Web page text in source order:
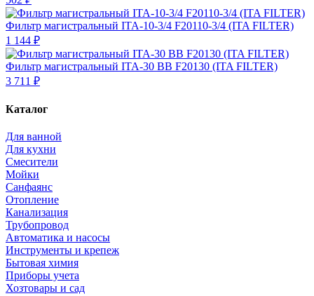
Фильтр магистральный ITA-10-3/4 F20110-3/4 (ITA FILTER)
1 144 ₽
Фильтр магистральный ITA-30 BB F20130 (ITA FILTER)
3 711 ₽
Каталог
Для ванной
Для кухни
Смесители
Мойки
Санфаянс
Отопление
Канализация
Трубопровод
Автоматика и насосы
Инструменты и крепеж
Бытовая химия
Приборы учета
Хозтовары и сад